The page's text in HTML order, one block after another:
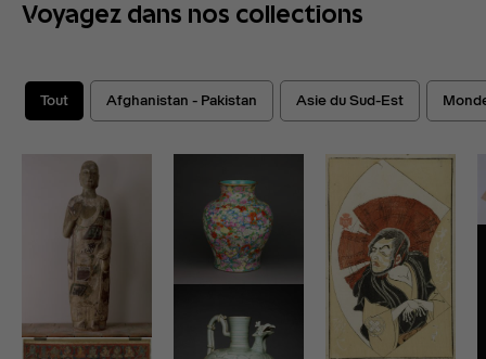
Voyagez dans nos collections
Tout Afghanistan - Pakistan Asie du Sud-Est